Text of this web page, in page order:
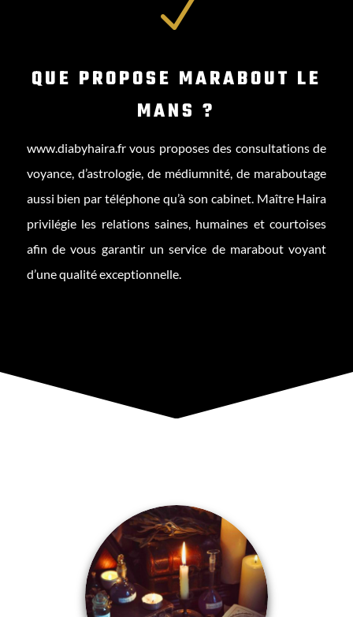
N
QUE PROPOSE MARABOUT LE
MANS ?
www.diabyhaira.frvous proposes des consultations de
voyance, d’astrologie, de médiumnité, de maraboutage
aussi bien par téléphone qu’à son cabinet. Maître Haira
privilégie les relations saines, humaines et courtoises
afin de vous garantir un service de marabout voyant
d’une qualité exceptionnelle.